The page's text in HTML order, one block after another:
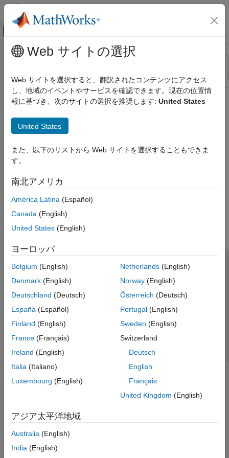
コンテンツへスキップ
オフキャンバス ナビゲーション メ
リソース
ステータス
メインコンテンツ
Web サイトの選択
Web サイトを選択すると、翻訳されたコンテンツにアクセス
し、地域のイベントやサービスを確認できます。現在の位置情
報に基づき、次のサイトの選択を推奨します: United States
United States
また、以下のリストから Web サイトを選択することもできま
す。
南北アメリカ
América Latina (Español)
Canada (English)
United States (English)
ヨーロッパ
Belgium (English)
Denmark (English)
Deutschland (Deutsch)
España (Español)
Finland (English)
France (Français)
Ireland (English)
Italia (Italiano)
Luxembourg (English)
Netherlands(English)
Norway(English)
Österreich (Deutsch)
Portugal(English)
Sweden (English)
Switzerland
Deutsch
English
Français
United Kingdom (English)
アジア太平洋地域
Australia (English)
India (English)
トラストセンター
プライバシー ポリシー
違法コピー防止
アプリケーション ステータス
© 1994-2026 The MathWorks, Inc.